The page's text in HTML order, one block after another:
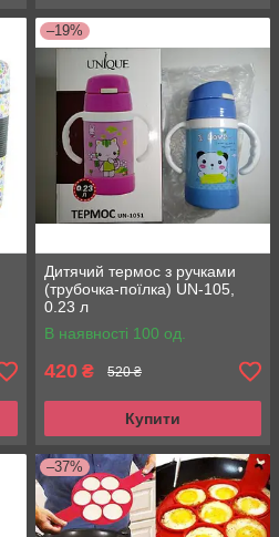
–19%
Дитячий термос з ручками
(трубочка-поїлка) UN-105,
0.23 л
В наявності 100 од.
420 ₴ 520 ₴
Купити
–37%